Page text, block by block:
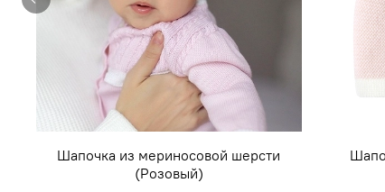
Шапочка из мериносовой шерсти
(Розовый)